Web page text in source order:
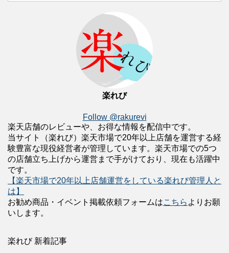
楽れび
Follow @rakurevi
楽天店舗のレビューや、お得な情報を配信中です。
当サイト（楽れび）楽天市場で20年以上店舗を運営する経
験豊富な現役経営者が管理しています。楽天市場での5つ
の店舗立ち上げから運営まで手がけており、現在も活躍中
です。
【楽天市場で20年以上店舗運営をしている楽れび管理人と
は】
お勧め商品・イベント掲載依頼フォームはこちら よりお願
いします。
楽れび 新着記事